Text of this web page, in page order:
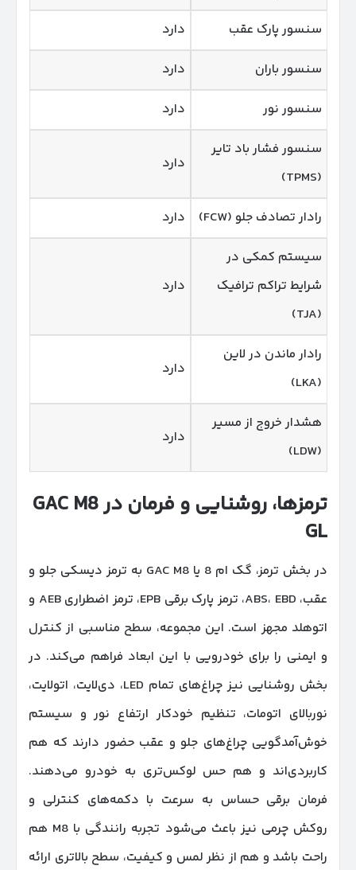
سنسور پارک عقب
دارد
سنسور باران
دارد
سنسور نور
دارد
سنسور فشار باد تایر
(TPMS)
دارد
رادار تصادف جلو (FCW)
دارد
سیستم کمکی در
شرایط تراکم ترافیک
(TJA)
دارد
رادار ماندن در لاین
(LKA)
دارد
هشدار خروج از مسیر
(LDW)
دارد
ترمزها، روشنایی و فرمان درGAC M8
GL
در بخش ترمز، گک ام 8 یا GAC M8 به ترمز دیسکی جلو و
عقب، ABS، EBD، ترمز پارک برقی EPB، ترمز اضطراری AEB و
اتوهلد مجهز است. این مجموعه، سطح مناسبی از کنترل
و ایمنی را برای خودرویی با این ابعاد فراهم می‌کند. در
بخش روشنایی نیز چراغ‌های تمام LED، دی‌لایت، اتولایت،
نوربالای اتومات، تنظیم خودکار ارتفاع نور و سیستم
خوش‌آمدگویی چراغ‌های جلو و عقب حضور دارند که هم
کاربردی‌اند و هم حس لوکس‌تری به خودرو می‌دهند.
فرمان برقی حساس به سرعت با دکمه‌های کنترلی و
روکش چرمی نیز باعث می‌شود تجربه رانندگی با M8 هم
راحت باشد و هم از نظر لمس و کیفیت، سطح بالاتری ارائه